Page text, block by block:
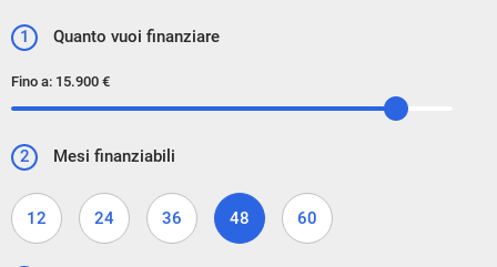
1 Quanto vuoi finanziare
Fino a: 15.900 €
2 Mesi finanziabili
12 24 36 48 60